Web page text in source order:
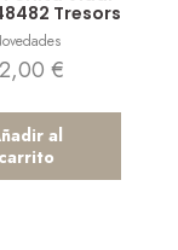
Tresors
€
al
carrito